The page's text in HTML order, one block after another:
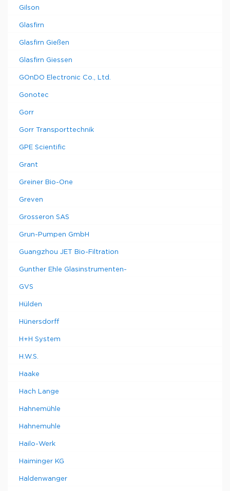
Gilson
Glasfirn
Glasfirn Gießen
Glasfirn Giessen
GOnDO Electronic Co., Ltd.
Gonotec
Gorr
Gorr Transporttechnik
GPE Scientific
Grant
Greiner Bio-One
Greven
Grosseron SAS
Grun-Pumpen GmbH
Guangzhou JET Bio-Filtration
Gunther Ehle Glasinstrumenten-
GVS
Hülden
Hünersdorff
H+H System
H.W.S.
Haake
Hach Lange
Hahnemühle
Hahnemuhle
Hailo-Werk
Haiminger KG
Haldenwanger